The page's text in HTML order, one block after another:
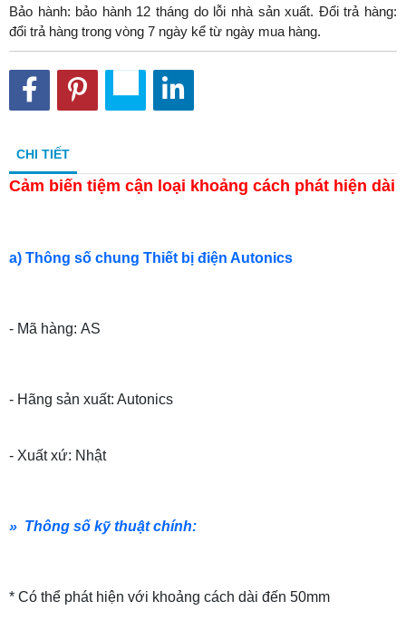
Bảo hành: bảo hành 12 tháng do lỗi nhà sản xuất. Đổi trả hàng:
đổi trả hàng trong vòng 7 ngày kể từ ngày mua hàng.
CHI TIẾT
Cảm biến tiệm cận loại khoảng cách phát hiện dài
a) Thông số chung Thiết bị điện Autonics
- Mã hàng: AS
- Hãng sản xuất: Autonics
- Xuất xứ: Nhật
» Thông số kỹ thuật chính:
* Có thể phát hiện với khoảng cách dài đến 50mm